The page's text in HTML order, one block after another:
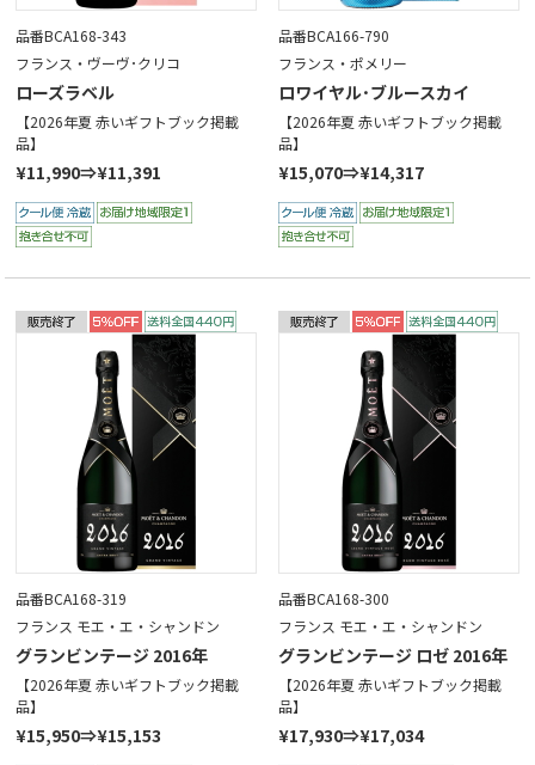
品番BCA168-343
フランス・ヴーヴ･クリコ
ローズラベル
【2026年夏 赤いギフトブック掲載
品】
¥11,990⇒¥11,391
品番BCA166-790
フランス・ポメリー
ロワイヤル･ブルースカイ
【2026年夏 赤いギフトブック掲載
品】
¥15,070⇒¥14,317
品番BCA168-319
フランス モエ・エ・シャンドン
グランビンテージ 2016年
【2026年夏 赤いギフトブック掲載
品】
¥15,950⇒¥15,153
品番BCA168-300
フランス モエ・エ・シャンドン
グランビンテージ ロゼ 2016年
【2026年夏 赤いギフトブック掲載
品】
¥17,930⇒¥17,034